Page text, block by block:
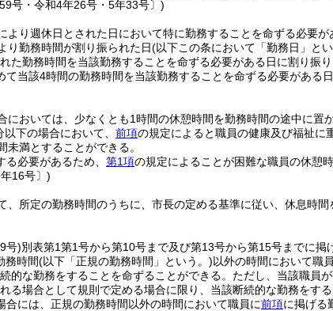
号・令和4年26号・5年33号〕)
より週休日とされた日において特に勤務することを命ずる必要
り勤務時間が割り振られた日(以下この条において「勤務日」と
た勤務時間を当該勤務することを命ずる必要がある日に割り振
当該4時間の勤務時間を当該勤務することを命ずる必要がある
おいては、少なくとも1時間の休憩時間を勤務時間の途中に置
下の場合において、 前項の規定によると職員の健康及び福祉に
満とすることができる。
必要があるため、 第1項の規定によることが困難な職員の休憩
16号〕)
、所定の勤務時間のうちに、市長の定める基準に従い、休息時間
号)別表第1第1号から第10号まで及び第13号から第15号までに掲
務時間(以下「正規の勤務時間」という。)以外の時間において職
的な勤務をすることを命ずることができる。 ただし、当該職員
る場合として規則で定める場合に限り、当該断続的な勤務をする
には、正規の勤務時間以外の時間において職員に前項に掲げる